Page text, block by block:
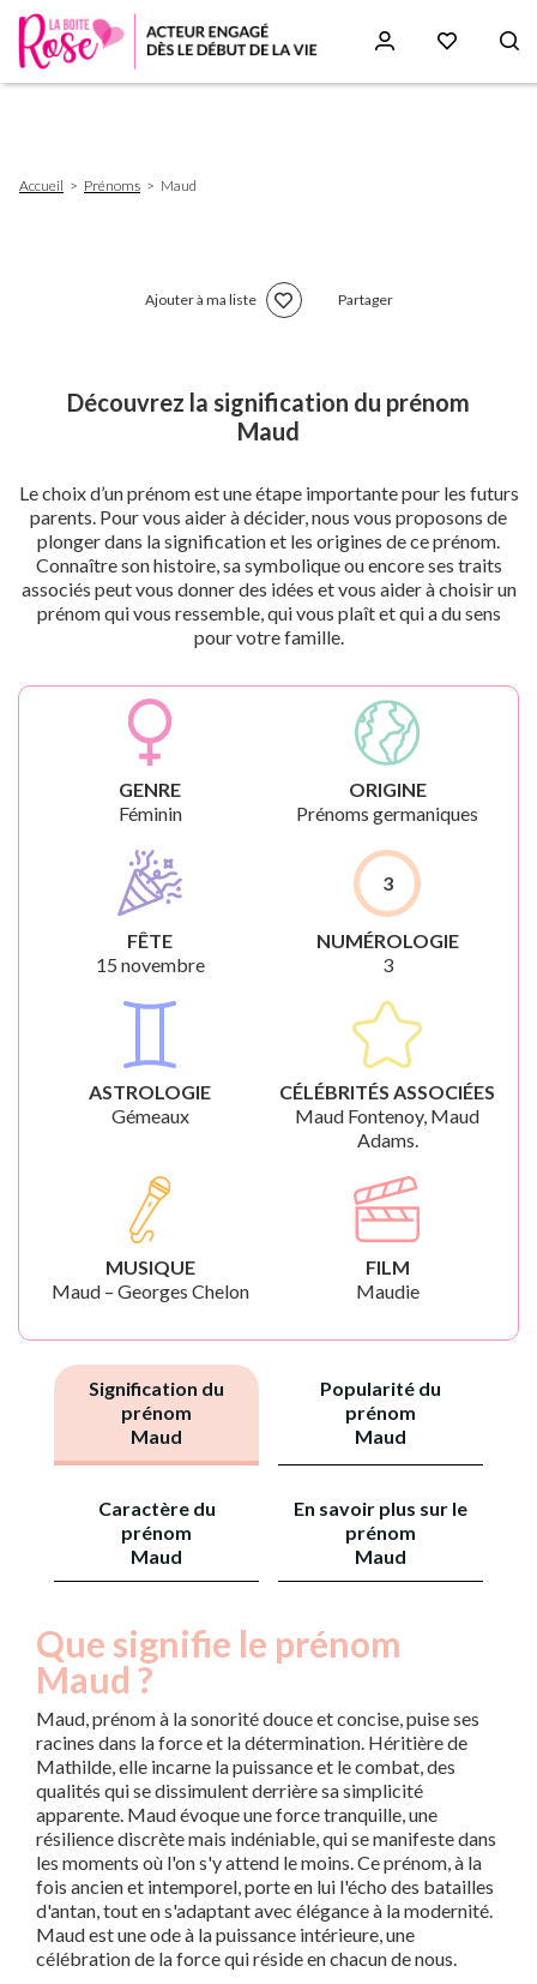
d'Ariane
Accueil Prénoms Maud
Ajouter à ma liste Partager
Découvrez la signification du prénom
Maud
Le choix d’un prénom est une étape importante pour les futurs
parents. Pour vous aider à décider, nous vous proposons de
plonger dans la signification et les origines de ce prénom.
Connaître son histoire, sa symbolique ou encore ses traits
associés peut vous donner des idées et vous aider à choisir un
prénom qui vous ressemble, qui vous plaît et qui a du sens
pour votre famille.
GENRE
Féminin
ORIGINE
Prénoms germaniques
FÊTE
15 novembre
3
NUMÉROLOGIE
3
ASTROLOGIE
Gémeaux
CÉLÉBRITÉS ASSOCIÉES
Maud Fontenoy, Maud
Adams.
MUSIQUE
Maud – Georges Chelon
FILM
Maudie
Signification du
prénom
Maud
Popularité du
prénom
Maud
Caractère du
prénom
Maud
En savoir plus sur le
prénom
Maud
Que signifie le prénom
Maud ?
Maud, prénom à la sonorité douce et concise, puise ses
racines dans la force et la détermination. Héritière de
Mathilde, elle incarne la puissance et le combat, des
qualités qui se dissimulent derrière sa simplicité
apparente. Maud évoque une force tranquille, une
résilience discrète mais indéniable, qui se manifeste dans
les moments où l'on s'y attend le moins. Ce prénom, à la
fois ancien et intemporel, porte en lui l'écho des batailles
d'antan, tout en s'adaptant avec élégance à la modernité.
Maud est une ode à la puissance intérieure, une
célébration de la force qui réside en chacun de nous.